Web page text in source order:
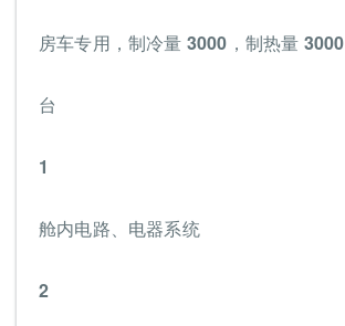
房车专用，制冷量 3000，制热量 3000
台
1
舱内电路、电器系统
2